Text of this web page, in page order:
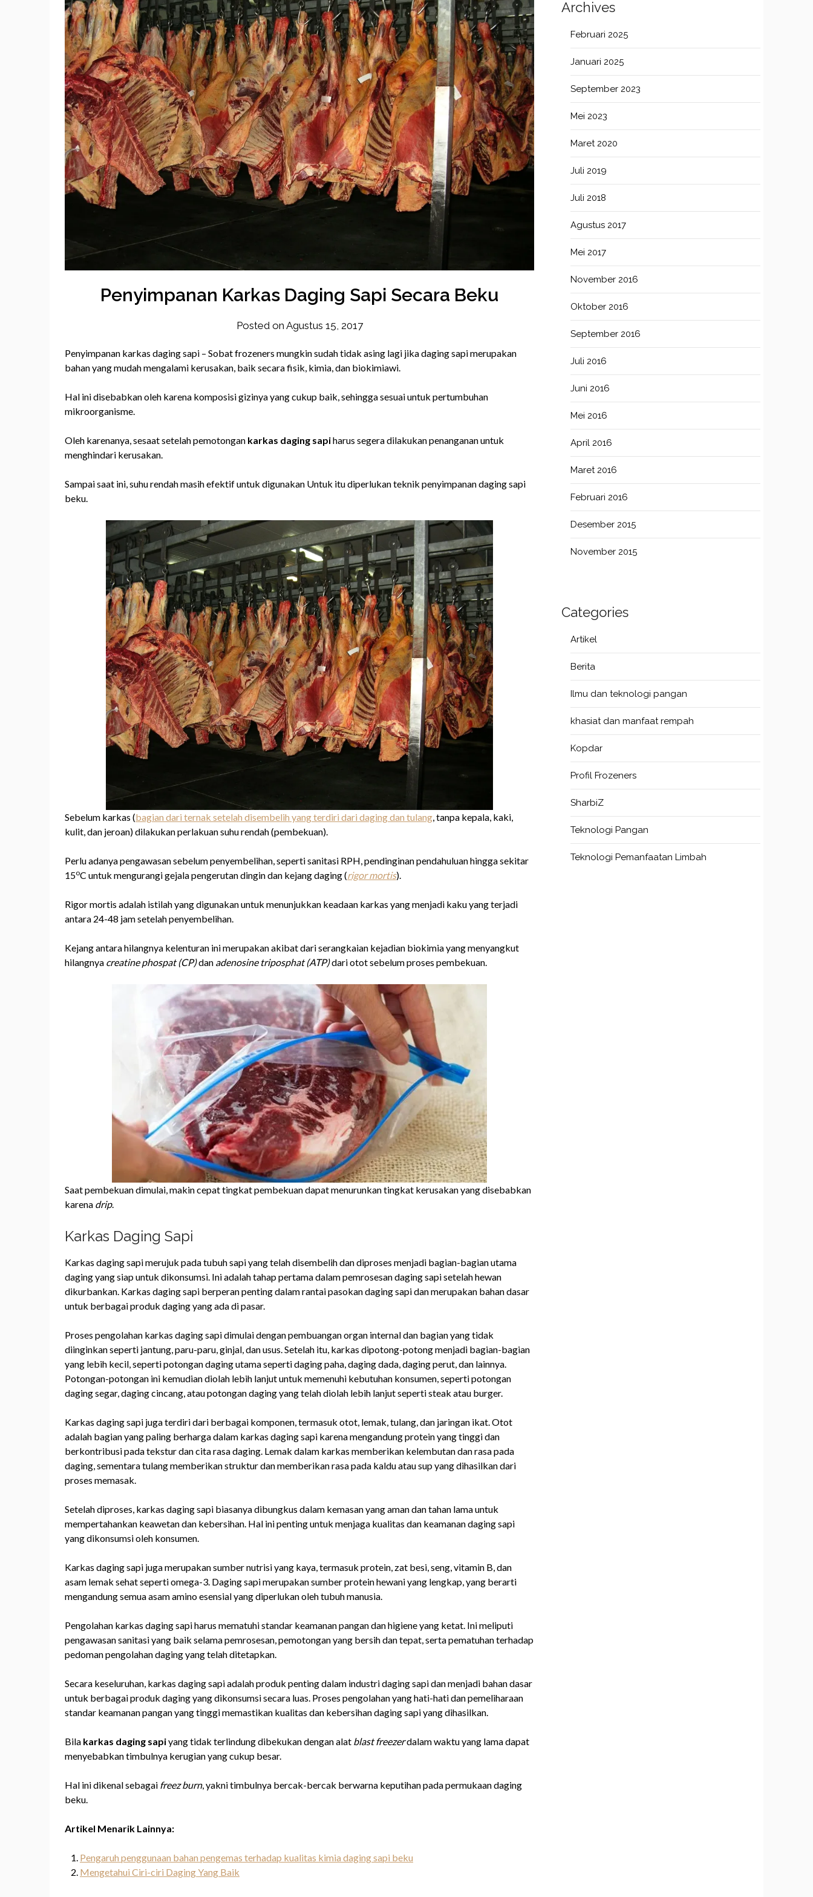
Penyimpanan Karkas Daging Sapi Secara Beku
Posted on Agustus 15, 2017by
Penyimpanan karkas daging sapi – Sobat frozeners mungkin sudah tidak asing lagi jika daging sapi merupakan
bahan yang mudah mengalami kerusakan, baik secara fisik, kimia, dan biokimiawi.
Hal ini disebabkan oleh karena komposisi gizinya yang cukup baik, sehingga sesuai untuk pertumbuhan
mikroorganisme.
Oleh karenanya, sesaat setelah pemotongan karkas daging sapiharus segera dilakukan penanganan untuk
menghindari kerusakan.
Sampai saat ini, suhu rendah masih efektif untuk digunakan Untuk itu diperlukan teknik penyimpanan daging sapi
beku.
Sebelum karkas (bagian dari ternak setelah disembelih yang terdiri dari daging dan tulang, tanpa kepala, kaki,
kulit, dan jeroan) dilakukan perlakuan suhu rendah (pembekuan).
Perlu adanya pengawasan sebelum penyembelihan, seperti sanitasi RPH, pendinginan pendahuluan hingga sekitar
15oC untuk mengurangi gejala pengerutan dingin dan kejang daging (rigor mortis).
Rigor mortis adalah istilah yang digunakan untuk menunjukkan keadaan karkas yang menjadi kaku yang terjadi
antara 24-48 jam setelah penyembelihan.
Kejang antara hilangnya kelenturan ini merupakan akibat dari serangkaian kejadian biokimia yang menyangkut
hilangnya creatine phospat (CP)dan adenosine triposphat (ATP)dari otot sebelum proses pembekuan.
Saat pembekuan dimulai, makin cepat tingkat pembekuan dapat menurunkan tingkat kerusakan yang disebabkan
karena drip.
Karkas Daging Sapi
Karkas daging sapi merujuk pada tubuh sapi yang telah disembelih dan diproses menjadi bagian-bagian utama
daging yang siap untuk dikonsumsi. Ini adalah tahap pertama dalam pemrosesan daging sapi setelah hewan
dikurbankan. Karkas daging sapi berperan penting dalam rantai pasokan daging sapi dan merupakan bahan dasar
untuk berbagai produk daging yang ada di pasar.
Proses pengolahan karkas daging sapi dimulai dengan pembuangan organ internal dan bagian yang tidak
diinginkan seperti jantung, paru-paru, ginjal, dan usus. Setelah itu, karkas dipotong-potong menjadi bagian-bagian
yang lebih kecil, seperti potongan daging utama seperti daging paha, daging dada, daging perut, dan lainnya.
Potongan-potongan ini kemudian diolah lebih lanjut untuk memenuhi kebutuhan konsumen, seperti potongan
daging segar, daging cincang, atau potongan daging yang telah diolah lebih lanjut seperti steak atau burger.
Karkas daging sapi juga terdiri dari berbagai komponen, termasuk otot, lemak, tulang, dan jaringan ikat. Otot
adalah bagian yang paling berharga dalam karkas daging sapi karena mengandung protein yang tinggi dan
berkontribusi pada tekstur dan cita rasa daging. Lemak dalam karkas memberikan kelembutan dan rasa pada
daging, sementara tulang memberikan struktur dan memberikan rasa pada kaldu atau sup yang dihasilkan dari
proses memasak.
Setelah diproses, karkas daging sapi biasanya dibungkus dalam kemasan yang aman dan tahan lama untuk
mempertahankan keawetan dan kebersihan. Hal ini penting untuk menjaga kualitas dan keamanan daging sapi
yang dikonsumsi oleh konsumen.
Karkas daging sapi juga merupakan sumber nutrisi yang kaya, termasuk protein, zat besi, seng, vitamin B, dan
asam lemak sehat seperti omega-3. Daging sapi merupakan sumber protein hewani yang lengkap, yang berarti
mengandung semua asam amino esensial yang diperlukan oleh tubuh manusia.
Pengolahan karkas daging sapi harus mematuhi standar keamanan pangan dan higiene yang ketat. Ini meliputi
pengawasan sanitasi yang baik selama pemrosesan, pemotongan yang bersih dan tepat, serta pematuhan terhadap
pedoman pengolahan daging yang telah ditetapkan.
Secara keseluruhan, karkas daging sapi adalah produk penting dalam industri daging sapi dan menjadi bahan dasar
untuk berbagai produk daging yang dikonsumsi secara luas. Proses pengolahan yang hati-hati dan pemeliharaan
standar keamanan pangan yang tinggi memastikan kualitas dan kebersihan daging sapi yang dihasilkan.
Bila karkas daging sapiyang tidak terlindung dibekukan dengan alat blast freezerdalam waktu yang lama dapat
menyebabkan timbulnya kerugian yang cukup besar.
Hal ini dikenal sebagai freez burn, yakni timbulnya bercak-bercak berwarna keputihan pada permukaan daging
beku.
Artikel Menarik Lainnya:
Pengaruh penggunaan bahan pengemas terhadap kualitas kimia daging sapi beku
Mengetahui Ciri-ciri Daging Yang Baik
Archives
Februari 2025
Januari 2025
September 2023
Mei 2023
Maret 2020
Juli 2019
Juli 2018
Agustus 2017
Mei 2017
November 2016
Oktober 2016
September 2016
Juli 2016
Juni 2016
Mei 2016
April 2016
Maret 2016
Februari 2016
Desember 2015
November 2015
Categories
Artikel
Berita
Ilmu dan teknologi pangan
khasiat dan manfaat rempah
Kopdar
Profil Frozeners
SharbiZ
Teknologi Pangan
Teknologi Pemanfaatan Limbah